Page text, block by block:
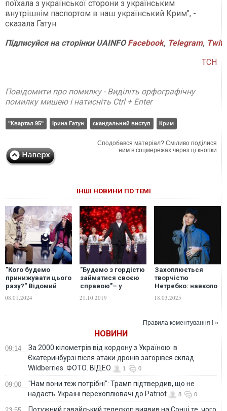
поїхала з української сторони з українським
внутрішнім паспортом в наш український Крим", -
сказала Гатун.
Підписуйся на сторінки UAINFO Facebook, Telegram,
ТСН
Повідомити про помилку - Виділіть орфографічну
помилку мишею і натисніть Ctrl + Enter
"Квартал 95" Ірина Гатун скандальний виступ Крим
Сподобався матеріал? Сміливо поділися
ним в соцмережах через ці кнопки
ІНШІ НОВИНИ ПО ТЕМІ
"Кого будемо
принижувати цього
разу?" Відомий
режисер різко
висловився про
08.01.2024
"Будемо з гордістю
займатися своєю
справою"– у
"Кварталі"
прокоментували
21.10.2019
Захоплюється
творчістю
Нетребко: навколо
представника
Австрії на
розгорівся скандал
18.03.2025
Правила коментування ! »
НОВИНИ
09:14
За 2000 кілометрів від кордону з Україною: в
Єкатеринбурзі після атаки дронів загорівся склад
Wildberries. ФОТО. ВІДЕО
1 0
09:00
"Нам вони теж потрібні": Трамп підтвердив, що не
надасть Україні перехоплювачі до Patriot
8 0